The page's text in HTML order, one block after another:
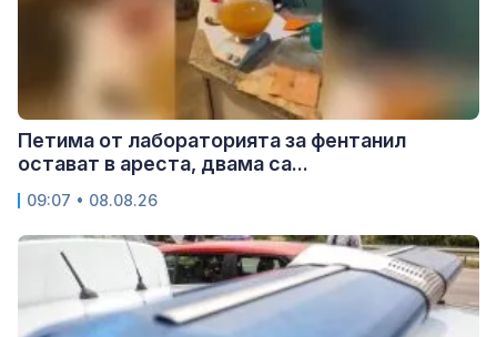
Петима от лабораторията за фентанил
остават в ареста, двама са...
09:07 • 08.08.26